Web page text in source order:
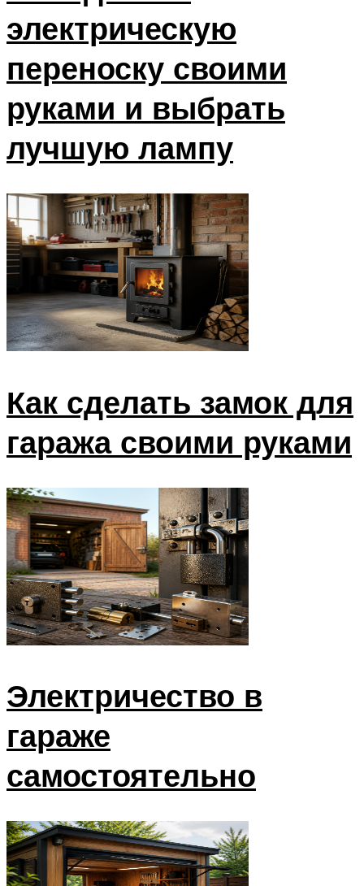
электрическую
переноску своими
руками и выбрать
лучшую лампу
Как сделать замок для
гаража своими руками
Электричество в
гараже
самостоятельно